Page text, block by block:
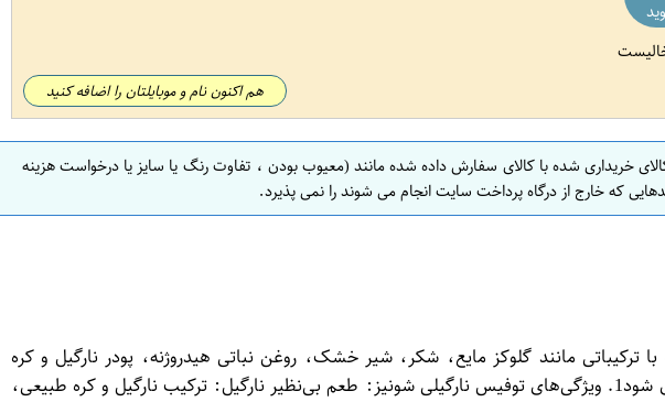
هم اکنون نام و موبایلتان را اضافه کنید
خریداری شده با کالای سفارش داده شده مانند (معیوب بودن ، تفاوت رنگ یا سایز یا درخواست هزینه
که خارج از درگاه پرداخت سایت انجام می شوند را نمی پذیرد.
که با ترکیباتی مانند گلوکز مایع، شکر، شیر خشک، روغن نباتی هیدروژنه، پودر نارگیل و کره
طبیعی تهیه می‌شود. این محصول با بسته‌بندی متالایز، ماندگاری بالایی دارد و باید در جای خشک و خنک نگهداری شود1. ویژگی‌های توفیس نارگیلی شونیز: طعم بی‌نظیر نارگیل: ترکیب نارگیل و کره طبیعی،